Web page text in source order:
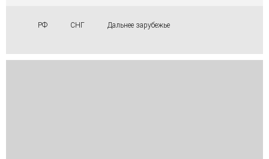
РФ СНГ Дальнее зарубежье